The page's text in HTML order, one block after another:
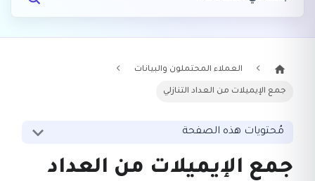
العملاء المحتملون والبيانات
جمع الإيميلات من العداد التنازلي
مُحتويات هذه الصفحة
جمع الإيميلات من العداد